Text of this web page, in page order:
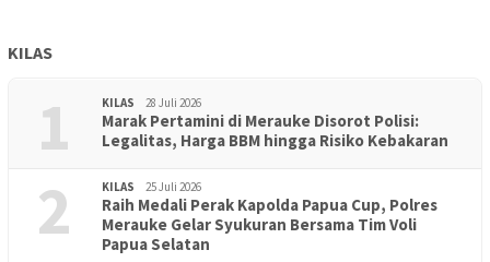
KILAS
1 KILAS 28 Juli 2026
Marak Pertamini di Merauke Disorot Polisi:
Legalitas, Harga BBM hingga Risiko Kebakaran
2 KILAS 25 Juli 2026
Raih Medali Perak Kapolda Papua Cup, Polres
Merauke Gelar Syukuran Bersama Tim Voli
Papua Selatan